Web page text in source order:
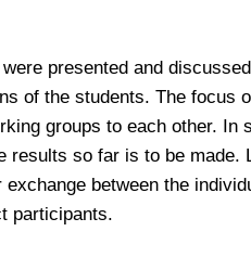
presented and
of the students. The focus
groups to each other. In
results so far is to be made.
between the
participants.